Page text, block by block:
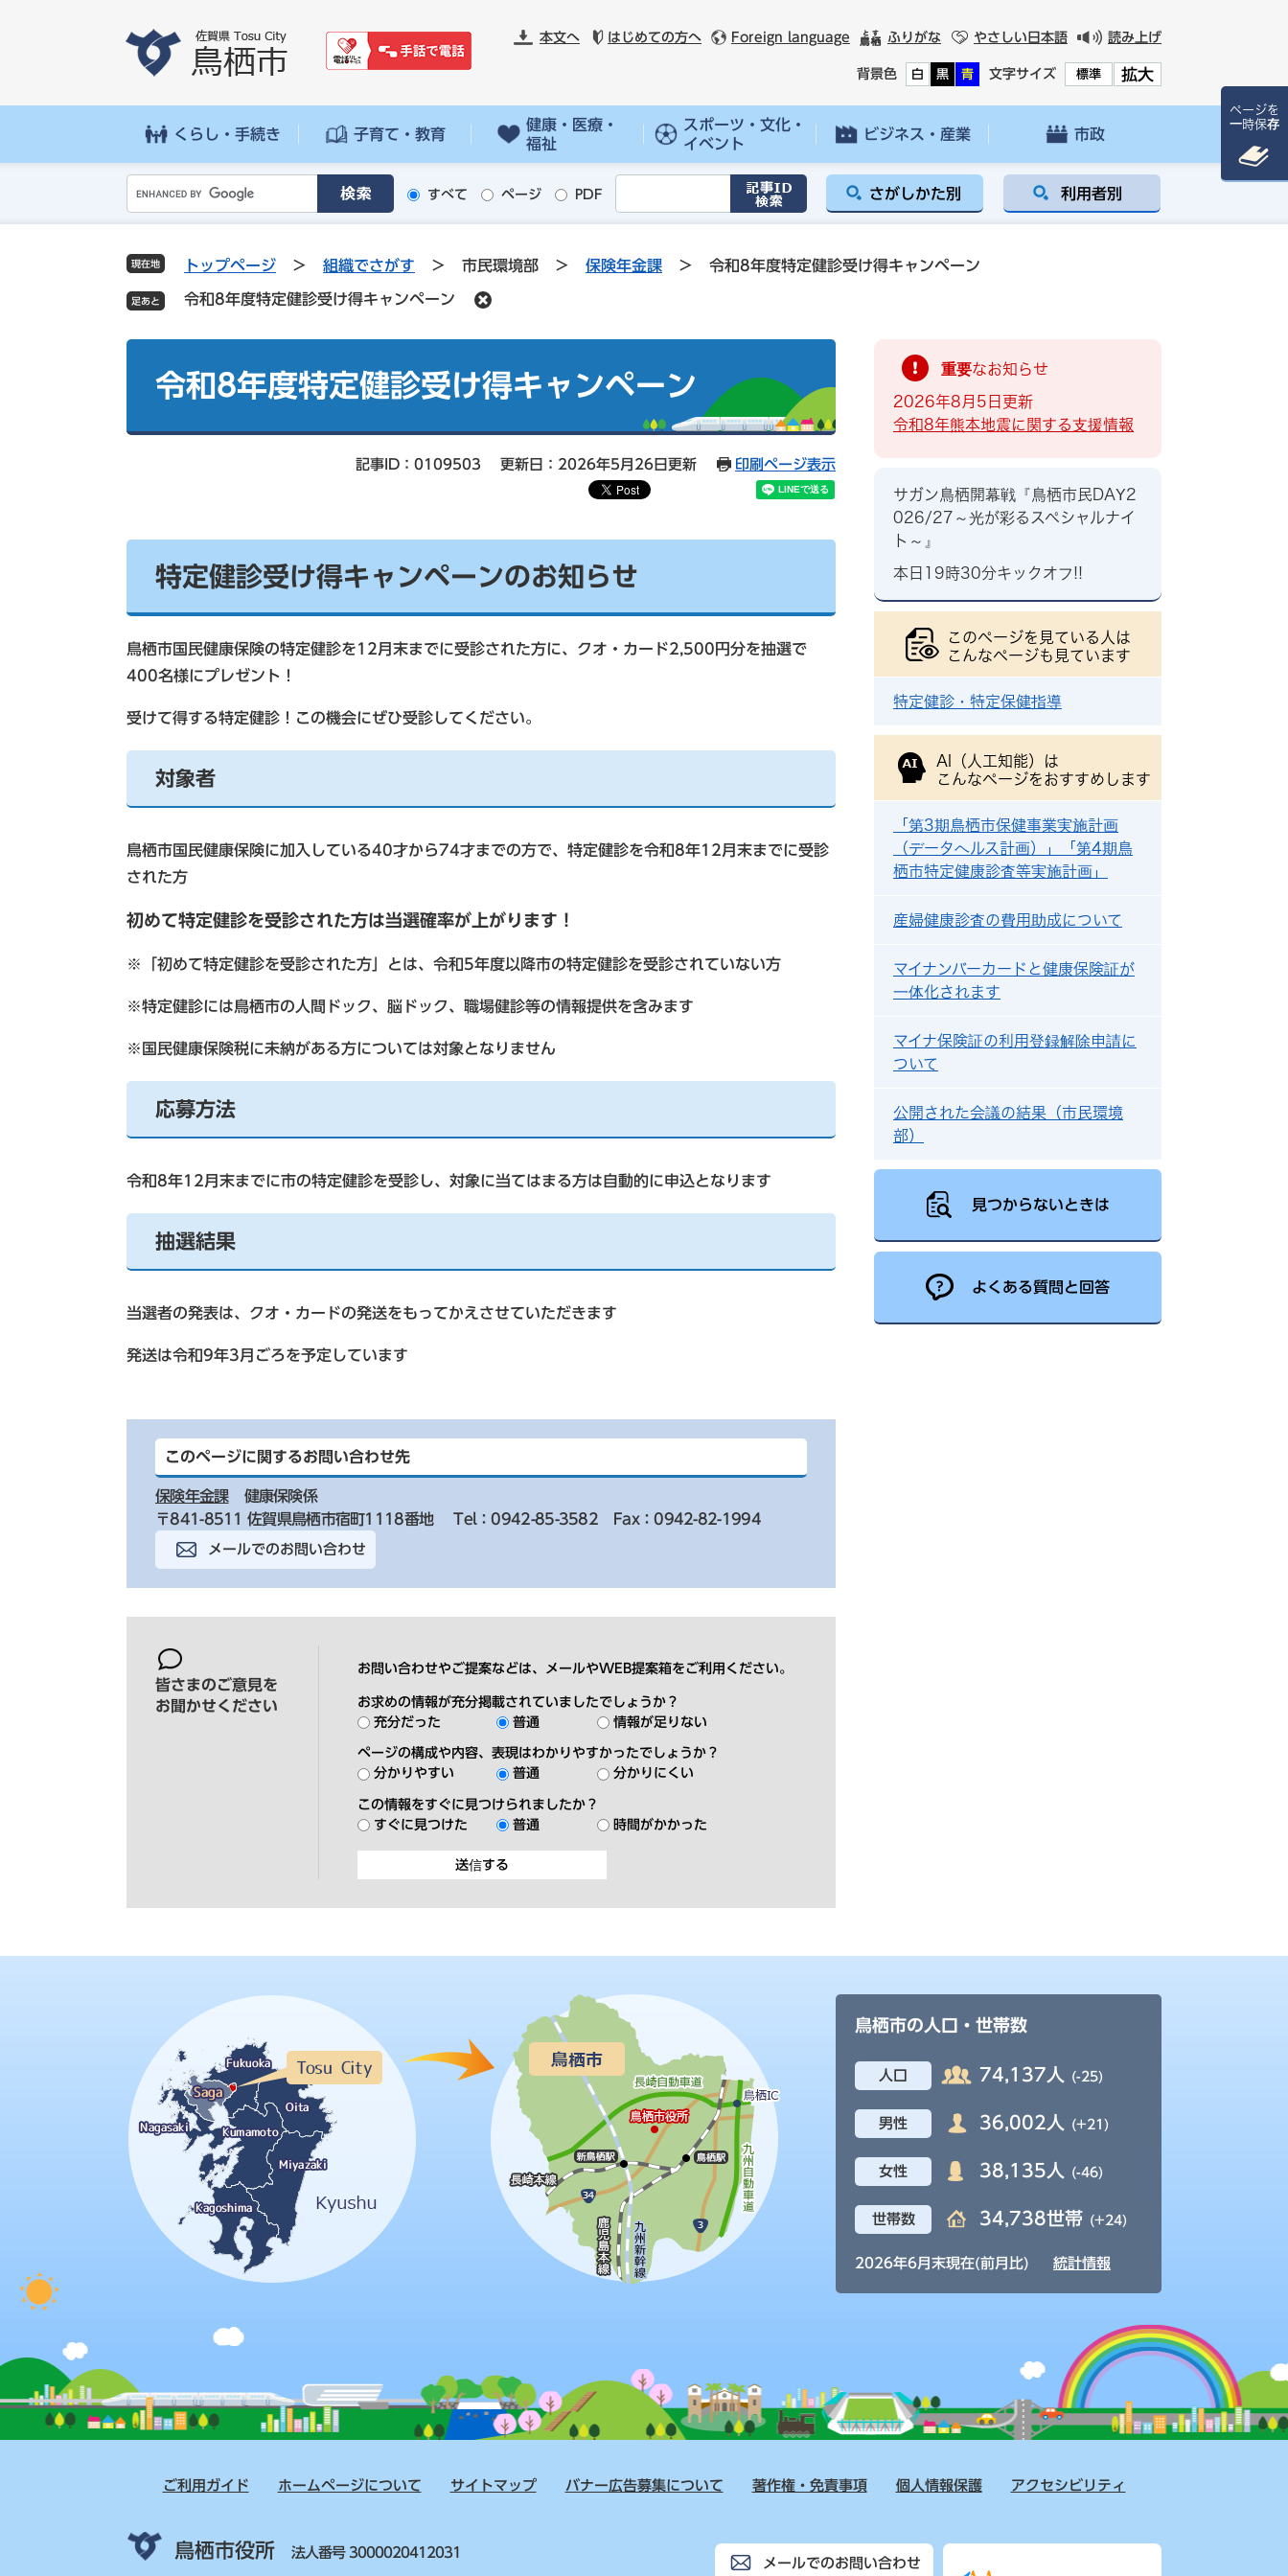
先
を
本文へ はじめての方へ Foreign language ふりがな やさしい日本語 読み上げ
背景色 白 黒 青 文字サイズ 標準 拡大
くらし・手続き 子育て・教育
健康・医療・
福祉
スポーツ・文化・
イベント
ビジネス・産業 市政
o
g
l
e
ス
索
すべて ページ PDF さがしかた別 利用者別
現在地 トップページ > 組織でさがす > 市民環境部 > 保険年金課 > 令和8年度特定健診受け得キャンペーン
令和8年度特定健診受け得キャンペーン
令和8年度特定健診受け得キャンペーン
記事ID：0109503 更新日：2026年5月26日更新 印刷ページ表示
特定健診受け得キャンペーンのお知らせ
鳥栖市国民健康保険の特定健診を12月末までに受診された方に、クオ・カード2,500円分を抽選で
400名様にプレゼント！
受けて得する特定健診！この機会にぜひ受診してください。
対象者
鳥栖市国民健康保険に加入している40才から74才までの方で、特定健診を令和8年12月末までに受診
された方
初めて特定健診を受診された方は当選確率が上がります！
※「初めて特定健診を受診された方」とは、令和5年度以降市の特定健診を受診されていない方
※特定健診には鳥栖市の人間ドック、脳ドック、職場健診等の情報提供を含みます
※国民健康保険税に未納がある方については対象となりません
応募方法
令和8年12月末までに市の特定健診を受診し、対象に当てはまる方は自動的に申込となります
抽選結果
当選者の発表は、クオ・カードの発送をもってかえさせていただきます
発送は令和9年3月ごろを予定しています
このページに関するお問い合わせ先
保険年金課
健康保険係
〒841-8511 佐賀県鳥栖市宿町1118番地
Tel：0942-85-3582 Fax：0942-82-1994
メールでのお問い合わせ
皆さまのご意見を
お聞かせください
お問い合わせやご提案などは、メールやWEB提案箱をご利用ください。
お求めの情報が充分掲載されていましたでしょうか？
充分だった
普通 情報が足りない
ページの構成や内容、表現はわかりやすかったでしょうか？
分かりやすい
普通 分かりにくい
この情報をすぐに見つけられましたか？
すぐに見つけた
普通 時間がかかった
重要なお知らせ
2026年8月5日更新
令和8年熊本地震に関する支援情報
サガン鳥栖開幕戦『鳥栖市民DAY2
026/27～光が彩るスペシャルナイ
ト～』
本日19時30分キックオフ!!
このページを見ている人は
こんなページも見ています
特定健診・特定保健指導
AI（人工知能）は
こんなページをおすすめします
「第3期鳥栖市保健事業実施計画
（データヘルス計画）」「第4期鳥
栖市特定健康診査等実施計画」
産婦健康診査の費用助成について
マイナンバーカードと健康保険証が
一体化されます
マイナ保険証の利用登録解除申請に
ついて
公開された会議の結果（市民環境
部）
見つからないときは
よくある質問と回答
鳥栖市の人口・世帯数
人口 74,137人 (-25)
男性 36,002人 (+21)
女性 38,135人 (-46)
世帯数 34,738世帯 (+24)
2026年6月末現在(前月比) 統計情報
ご利用ガイド ホームページについて サイトマップ バナー広告募集について 著作権・免責事項 個人情報保護 アクセシビリティ
鳥栖市役所 法人番号 3000020412031
メールでのお問い合わせ
ページを
一時保存